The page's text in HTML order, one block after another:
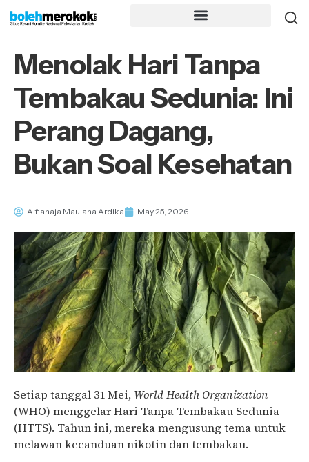
Menolak Hari Tanpa
Tembakau Sedunia: Ini
Perang Dagang,
Bukan Soal Kesehatan
Alfianaja Maulana Ardika May 25, 2026
Setiap tanggal 31 Mei, World Health Organization
(WHO) menggelar Hari Tanpa Tembakau Sedunia
(HTTS). Tahun ini, mereka mengusung tema untuk
melawan kecanduan nikotin dan tembakau.